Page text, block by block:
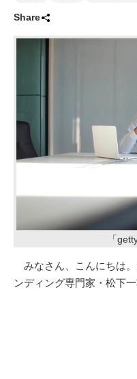
Share
「
みなさん、こんにちは
ンディング専門家・松下一